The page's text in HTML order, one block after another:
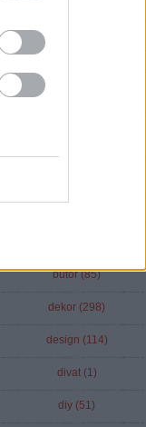
bútor(85)
dekor (298)
design (114)
divat (1 )
diy (51 )